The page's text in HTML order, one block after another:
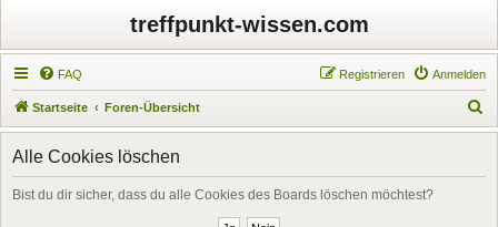
treffpunkt-wissen.com
FAQ Anmelden
Registrieren
Startseite Foren-Übersicht
u
Alle Cookies löschen
Bist du dir sicher, dass du alle Cookies des Boards löschen möchtest?